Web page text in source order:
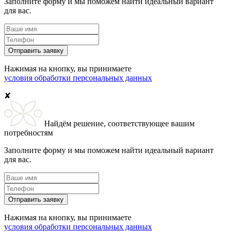
для вас.
Отправить заявку
Нажимая на кнопку, вы принимаете
условия обработки персональных данных
✘
Найдём решение, соответствующее вашим
потребностям
Заполните форму и мы поможем найти идеальный вариант
для вас.
Отправить заявку
Нажимая на кнопку, вы принимаете
условия обработки персональных данных